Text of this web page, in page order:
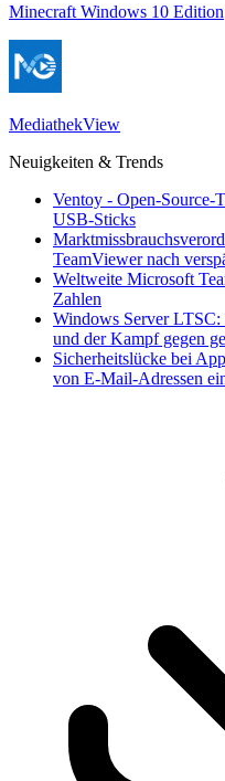
Minecraft Windows 10 Edition
MediathekView
Neuigkeiten & Trends
Ventoy - Open-Source-
USB-Sticks
TeamViewer nach
Weltweite Microsoft
Zahlen
Windows Server
und der Kampf gegen
Sicherheitslücke bei
von E-Mail-Adressen